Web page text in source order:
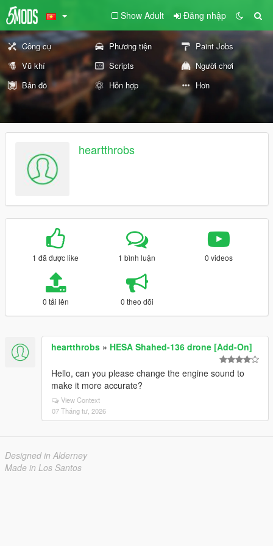
Show Adult Đăng nhập
Công cụ Phương tiện
Paint Jobs
Vũ khí
Scripts
Người chơi
Bản đồ
Hỗn hợp Hơn
heartthrobs
1 đã được like 1 bình luận 0 videos
0 tải lên 0 theo dõi
heartthrobs » HESA Shahed-136 drone [Add-On]
Hello, can you please change the engine sound to
make it more accurate?
View Context
07 Tháng tư, 2026
Designed in Alderney
Made in Los Santos